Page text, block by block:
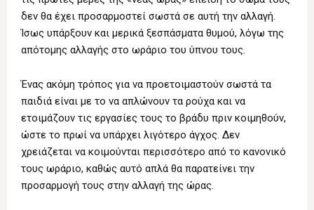
δεν θα έχει προσαρμοστεί σωστά σε αυτή την αλλαγή.
Ίσως υπάρξουν και μερικά ξεσπάσματα θυμού, λόγω της
απότομης αλλαγής στο ωράριο του ύπνου τους.
Ένας ακόμη τρόπος για να προετοιμαστούν σωστά τα
παιδιά είναι με το να απλώνουν τα ρούχα και να
ετοιμάζουν τις εργασίες τους το βράδυ πριν κοιμηθούν,
ώστε το πρωί να υπάρχει λιγότερο άγχος. Δεν
χρειάζεται να κοιμούνται περισσότερο από το κανονικό
τους ωράριο, καθώς αυτό απλά θα παρατείνει την
προσαρμογή τους στην αλλαγή της ώρας.